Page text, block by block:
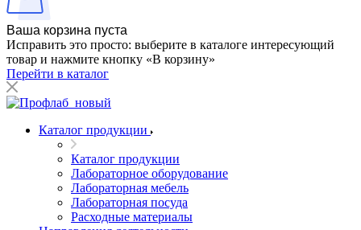
Ваша корзина пуста
Исправить это просто: выберите в каталоге интересующий
товар и нажмите кнопку «В корзину»
Перейти в каталог
Каталог продукции
Каталог продукции
Лабораторное оборудование
Лабораторная мебель
Лабораторная посуда
Расходные материалы